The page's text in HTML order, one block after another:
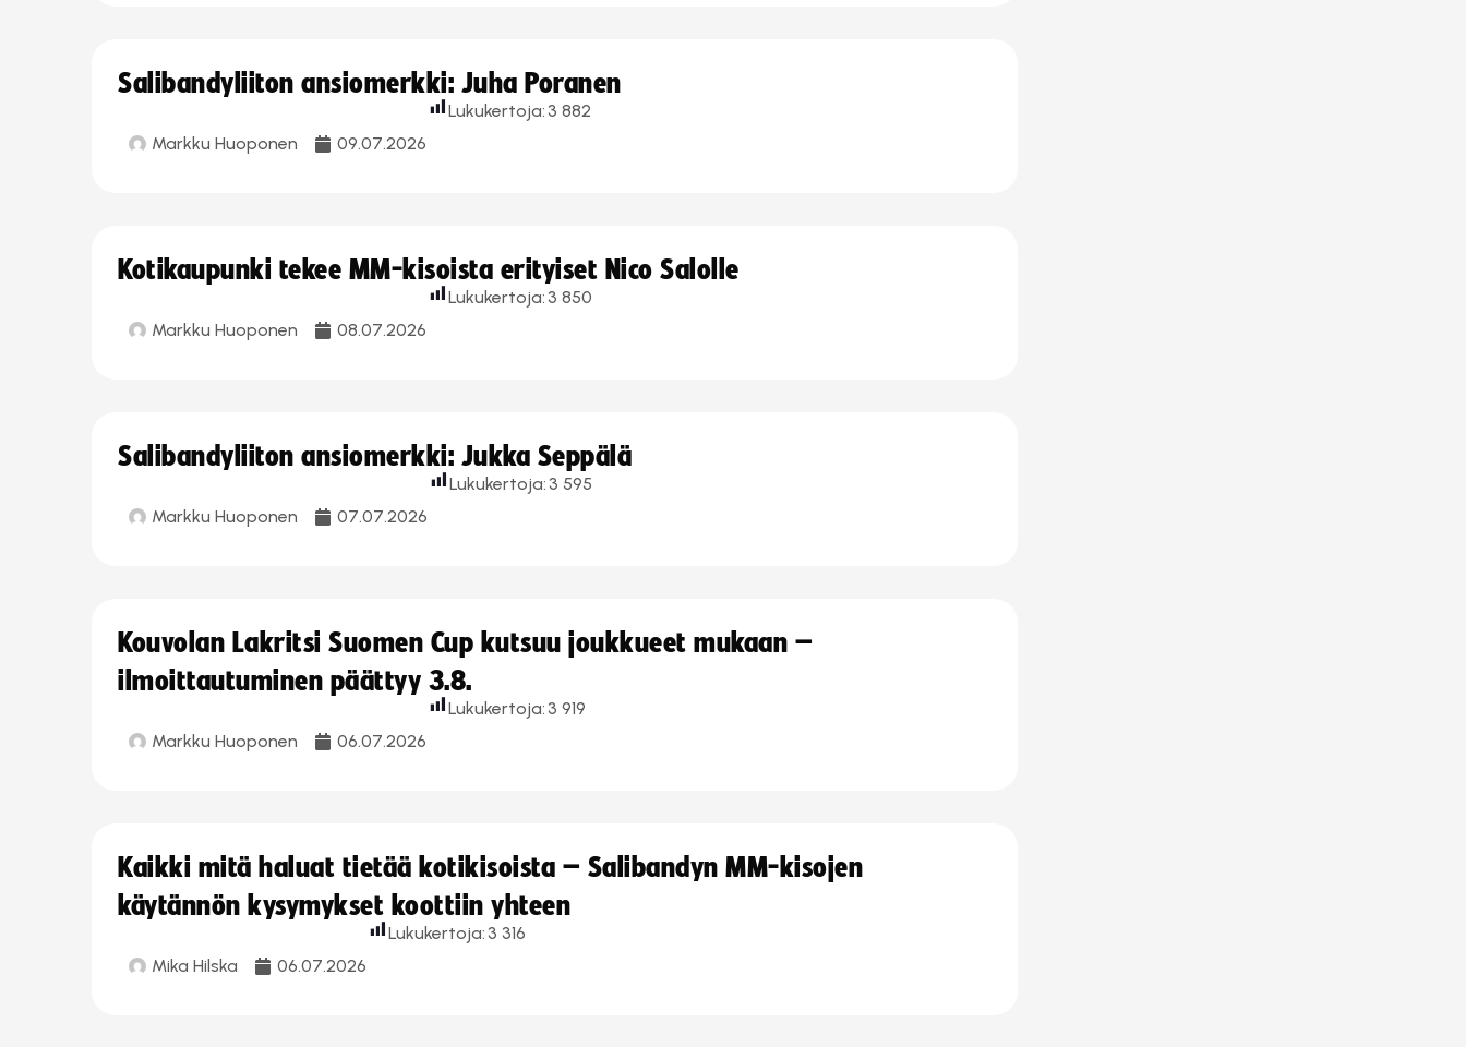
Salibandyliiton ansiomerkki: Juha Poranen
Markku Huoponen 09.07.2026
Lukukertoja: 3 882
Kotikaupunki tekee MM-kisoista erityiset Nico Salolle
Markku Huoponen 08.07.2026
Lukukertoja: 3 850
Salibandyliiton ansiomerkki: Jukka Seppälä
Markku Huoponen 07.07.2026
Lukukertoja: 3 595
Kouvolan Lakritsi Suomen Cup kutsuu joukkueet mukaan –
ilmoittautuminen päättyy 3.8.
Markku Huoponen 06.07.2026
Lukukertoja: 3 919
Kaikki mitä haluat tietää kotikisoista – Salibandyn MM-kisojen
käytännön kysymykset koottiin yhteen
Mika Hilska 06.07.2026
Lukukertoja: 3 316